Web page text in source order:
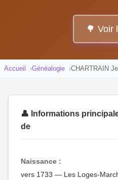
🌳 Voir
Accueil Généalogie CHARTRAIN
👤 Informations
de
Naissance :
vers 1733 — Les Loges-